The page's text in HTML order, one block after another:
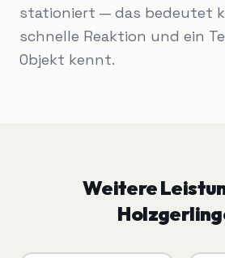
stationiert — das bedeutet
schnelle Reaktion und ein
Objekt kennt.
Weitere